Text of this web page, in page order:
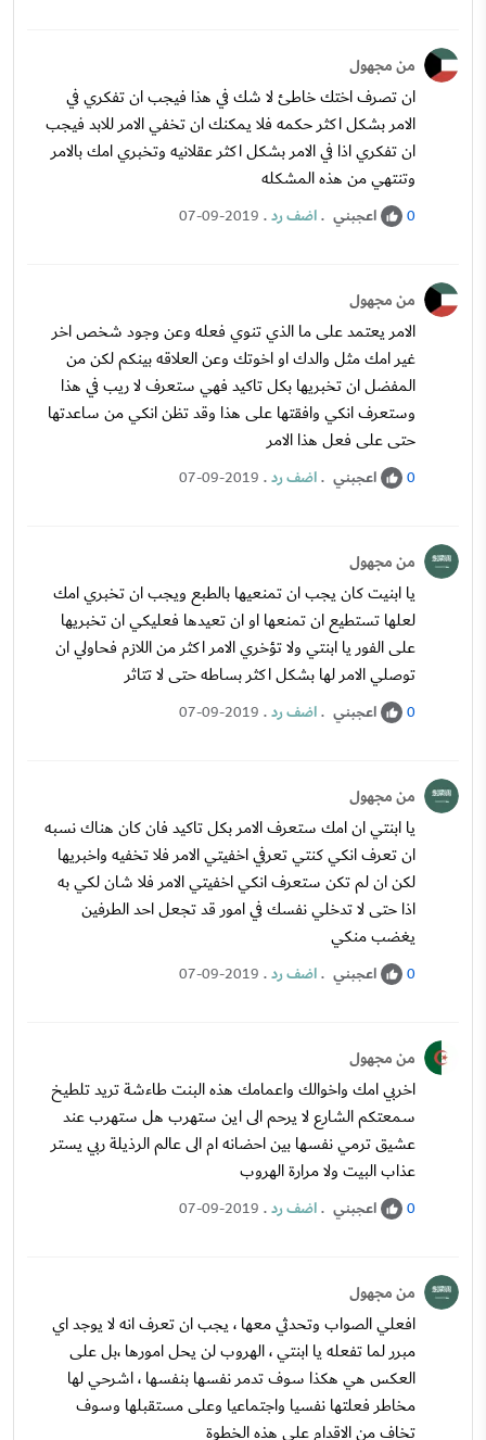
من مجهول
ان تصرف اختك خاطئ لا شك في هذا فيجب ان تفكري في
الامر بشكل اكثر حكمه فلا يمكنك ان تخفي الامر للابد فيجب
ان تفكري اذا في الامر بشكل اكثر عقلانيه وتخبري امك بالامر
وتنتهي من هذه المشكله
0 اعجبني .اضف رد.
07-09-2019
من مجهول
الامر يعتمد على ما الذي تنوي فعله وعن وجود شخص اخر
غير امك مثل والدك او اخوتك وعن العلاقه بينكم لكن من
المفضل ان تخبريها بكل تاكيد فهي ستعرف لا ريب في هذا
وستعرف انكي وافقتها على هذا وقد تظن انكي من ساعدتها
حتى على فعل هذا الامر
0 اعجبني .اضف رد.
07-09-2019
من مجهول
يا ابنيت كان يجب ان تمنعيها بالطبع ويجب ان تخبري امك
لعلها تستطيع ان تمنعها او ان تعيدها فعليكي ان تخبريها
على الفور يا ابنتي ولا تؤخري الامر اكثر من اللازم فحاولي ان
توصلي الامر لها بشكل اكثر بساطه حتى لا تتاثر
0 اعجبني .اضف رد.
07-09-2019
من مجهول
يا ابنتي ان امك ستعرف الامر بكل تاكيد فان كان هناك نسبه
ان تعرف انكي كنتي تعرفي اخفيتي الامر فلا تخفيه واخبريها
لكن ان لم تكن ستعرف انكي اخفيتي الامر فلا شان لكي به
اذا حتى لا تدخلي نفسك في امور قد تجعل احد الطرفين
يغضب منكي
0 اعجبني .اضف رد.
07-09-2019
من مجهول
اخربي امك واخوالك واعمامك هذه البنت طاءشة تريد تلطيخ
سمعتكم الشارع لا يرحم الى اين ستهرب هل ستهرب عند
عشيق ترمي نفسها بين احضانه ام الى عالم الرذيلة ربي يستر
عذاب البيت ولا مرارة الهروب
0 اعجبني .اضف رد.
07-09-2019
من مجهول
افعلي الصواب وتحدثي معها ، يجب ان تعرف انه لا يوجد اي
مبرر لما تفعله يا ابنتي ، الهروب لن يحل امورها ،بل على
العكس هي هكذا سوف تدمر نفسها بنفسها ، اشرحي لها
مخاطر فعلتها نفسيا واجتماعيا وعلى مستقبلها وسوف
تخاف من الاقدام على هذه الخطوة